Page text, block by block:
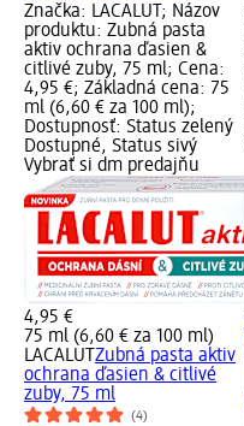
Značka: LACALUT; Názov
produktu: Zubná pasta
aktiv ochrana ďasien &
citlivé zuby, 75 ml; Cena:
4,95 €; Základná cena: 75
ml (6,60 € za 100 ml);
Dostupnosť: Status zelený
Dostupné, Status sivý
Vybrať si dm predajňu
4,95 €
75 ml (6,60 € za 100 ml)
LACALUT Zubná pasta aktiv
ochrana ďasien & citlivé
zuby, 75 ml
(4)